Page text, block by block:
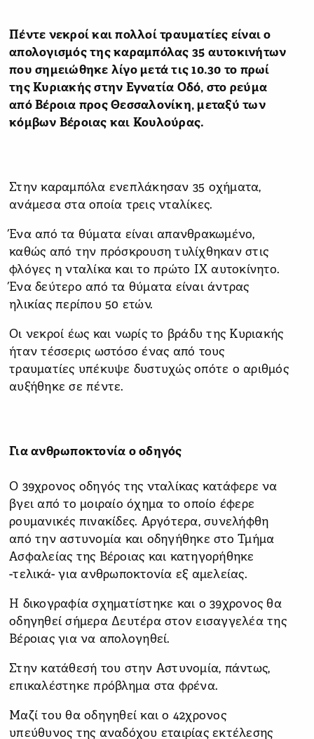
Πέντε νεκροί και πολλοί τραυματίες είναι ο
απολογισμός της καραμπόλας 35 αυτοκινήτων
που σημειώθηκε λίγο μετά τις 10.30 το πρωί
της Κυριακής στην Εγνατία Οδό, στο ρεύμα
από Βέροια προς Θεσσαλονίκη, μεταξύ των
κόμβων Βέροιας και Κουλούρας.
Στην καραμπόλα ενεπλάκησαν 35 οχήματα,
ανάμεσα στα οποία τρεις νταλίκες.
Ένα από τα θύματα είναι απανθρακωμένο,
καθώς από την πρόσκρουση τυλίχθηκαν στις
φλόγες η νταλίκα και το πρώτο ΙΧ αυτοκίνητο.
Ένα δεύτερο από τα θύματα είναι άντρας
ηλικίας περίπου 50 ετών.
Οι νεκροί έως και νωρίς το βράδυ της Κυριακής
ήταν τέσσερις ωστόσο ένας από τους
τραυματίες υπέκυψε δυστυχώς οπότε ο αριθμός
αυξήθηκε σε πέντε.
Για ανθρωποκτονία ο οδηγός
Ο 39χρονος οδηγός της νταλίκας κατάφερε να
βγει από το μοιραίο όχημα το οποίο έφερε
ρουμανικές πινακίδες. Αργότερα, συνελήφθη
από την αστυνομία και οδηγήθηκε στο Τμήμα
Ασφαλείας της Βέροιας και κατηγορήθηκε
-τελικά- για ανθρωποκτονία εξ αμελείας.
Η δικογραφία σχηματίστηκε και ο 39χρονος θα
οδηγηθεί σήμερα Δευτέρα στον εισαγγελέα της
Βέροιας για να απολογηθεί.
Στην κατάθεσή του στην Αστυνομία, πάντως,
επικαλέστηκε πρόβλημα στα φρένα.
Μαζί του θα οδηγηθεί και ο 42χρονος
υπεύθυνος της αναδόχου εταιρίας εκτέλεσης